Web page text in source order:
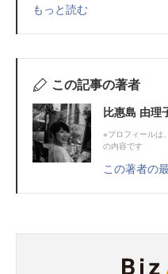
もっと読む
この記事の著者
比惠島 由理
※プロフィールは
の内容です
この著者の